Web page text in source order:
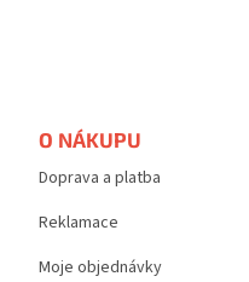
O NÁKUPU
Doprava a platba
Reklamace
Moje objednávky